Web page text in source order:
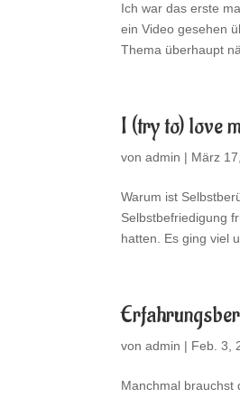
Ich war das erste
ein Video gesehen
Thema überhaupt
I (try to) love
vonadmin | März
Warum ist
Selbstbefriedigung
hatten. Es ging viel
vonadmin | Feb. 3,
Manchmal brauchst